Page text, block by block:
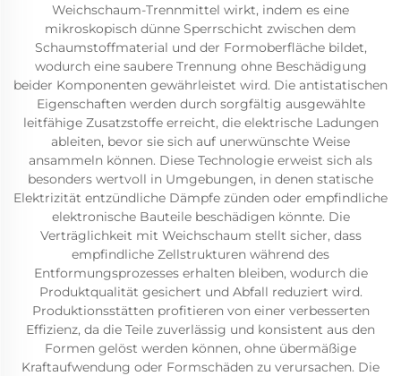
Weichschaum-Trennmittel wirkt, indem es eine
mikroskopisch dünne Sperrschicht zwischen dem
Schaumstoffmaterial und der Formoberfläche bildet,
wodurch eine saubere Trennung ohne Beschädigung
beider Komponenten gewährleistet wird. Die antistatischen
Eigenschaften werden durch sorgfältig ausgewählte
leitfähige Zusatzstoffe erreicht, die elektrische Ladungen
ableiten, bevor sie sich auf unerwünschte Weise
ansammeln können. Diese Technologie erweist sich als
besonders wertvoll in Umgebungen, in denen statische
Elektrizität entzündliche Dämpfe zünden oder empfindliche
elektronische Bauteile beschädigen könnte. Die
Verträglichkeit mit Weichschaum stellt sicher, dass
empfindliche Zellstrukturen während des
Entformungsprozesses erhalten bleiben, wodurch die
Produktqualität gesichert und Abfall reduziert wird.
Produktionsstätten profitieren von einer verbesserten
Effizienz, da die Teile zuverlässig und konsistent aus den
Formen gelöst werden können, ohne übermäßige
Kraftaufwendung oder Formschäden zu verursachen. Die